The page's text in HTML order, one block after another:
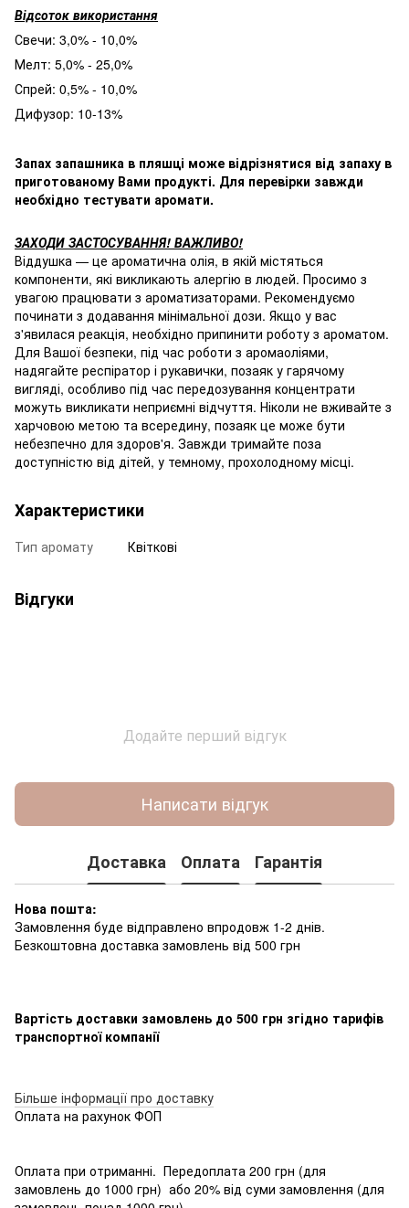
Відсоток використання
Свечи: 3,0% - 10,0%
Мелт: 5,0% - 25,0%
Спрей: 0,5% - 10,0%
Дифузор: 10-13%
Запах запашника в пляшці може відрізнятися від запаху в
приготованому Вами продукті. Для перевірки завжди
необхідно тестувати аромати.
ЗАХОДИ ЗАСТОСУВАННЯ! ВАЖЛИВО!
Віддушка — це ароматична олія, в якій містяться
компоненти, які викликають алергію в людей. Просимо з
увагою працювати з ароматизаторами. Рекомендуємо
починати з додавання мінімальної дози. Якщо у вас
з'явилася реакція, необхідно припинити роботу з ароматом.
Для Вашої безпеки, під час роботи з аромаоліями,
надягайте респіратор і рукавички, позаяк у гарячому
вигляді, особливо під час передозування концентрати
можуть викликати неприємні відчуття. Ніколи не вживайте з
харчовою метою та всередину, позаяк це може бути
небезпечно для здоров'я. Завжди тримайте поза
доступністю від дітей, у темному, прохолодному місці.
Характеристики
Тип аромату Квіткові
Відгуки
Додайте перший відгук
Написати відгук
Доставка Оплата Гарантія
Нова пошта:
Замовлення буде відправлено впродовж 1-2 днів.
Безкоштовна доставка замовлень від 500 грн
Вартість доставки замовлень до 500 грн згідно тарифів
транспортної компанії
Більше інформації про доставку
Оплата на рахунок ФОП
Оплата при отриманні. Передоплата 200 грн (для
замовлень до 1000 грн) або 20% від суми замовлення (для